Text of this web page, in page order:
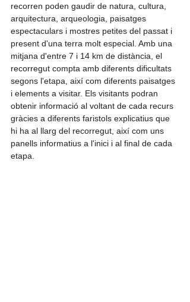
recorren poden gaudir de natura, cultura,
arquitectura, arqueologia, paisatges
espectaculars i mostres petites del passat i
present d'una terra molt especial. Amb una
mitjana d'entre 7 i 14 km de distància, el
recorregut compta amb diferents dificultats
segons l'etapa, així com diferents paisatges
i elements a visitar. Els visitants podran
obtenir informació al voltant de cada recurs
gràcies a diferents faristols explicatius que
hi ha al llarg del recorregut, així com uns
panells informatius a l'inici i al final de cada
etapa.